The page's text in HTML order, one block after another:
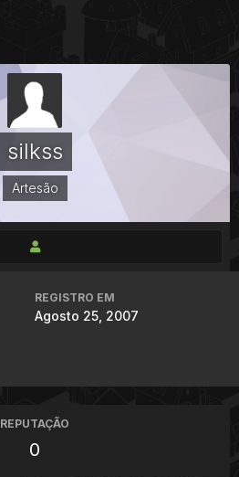
silkss
Artesão
REGISTRO EM
Agosto 25, 2007
REPUTAÇÃO
0